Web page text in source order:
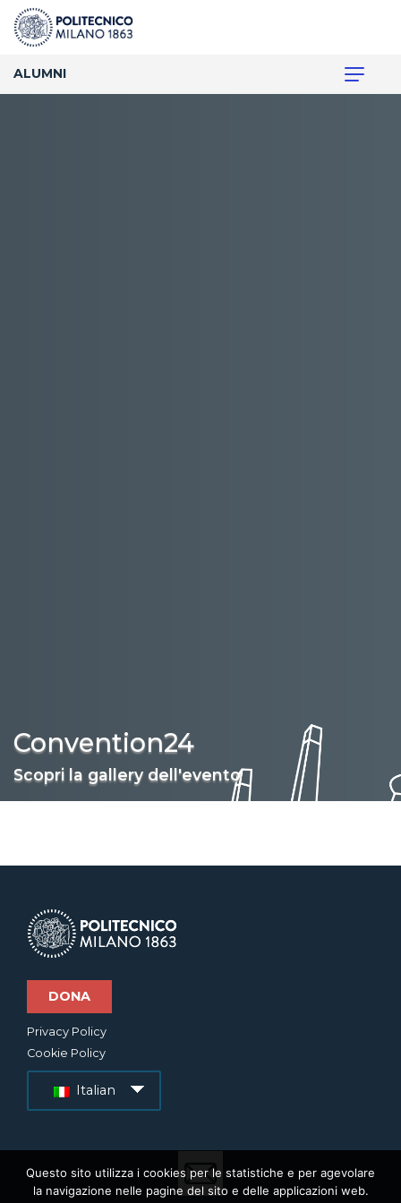
ALUMNI
Convention24
Scopri la gallery dell'evento
DONA
Privacy Policy
Cookie Policy
Italian
Questo sito utilizza i cookies per le statistiche e per agevolare
la navigazione nelle pagine del sito e delle applicazioni web.